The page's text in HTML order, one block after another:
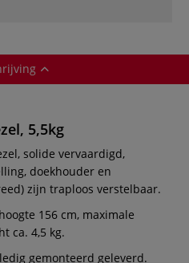
5,5kg
solide vervaardigd,
doekhouder en
zijn traploos verstelbaar.
156 cm, maximale
ca. 4,5 kg.
gemonteerd geleverd.